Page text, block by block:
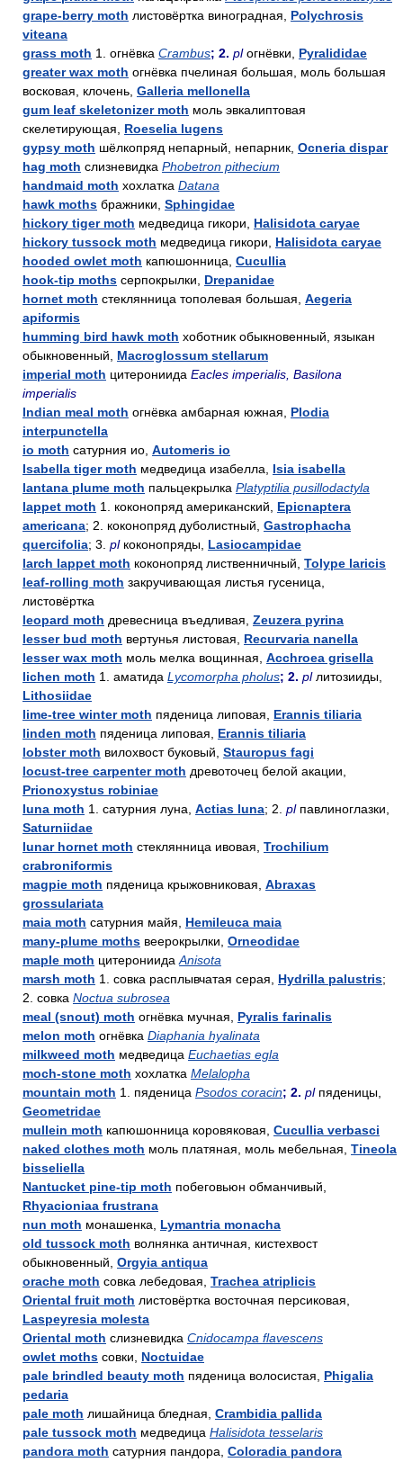
grape-berry moth листовёртка виноградная, Polychrosis
viteana
grass moth 1. огнёвка Crambus; 2. pl огнёвки, Pyralididae
greater wax moth огнёвка пчелиная большая, моль большая
восковая, клочень, Galleria mellonella
gum leaf skeletonizer moth моль эвкалиптовая
скелетирующая, Roeselia lugens
gypsy moth шёлкопряд непарный, непарник, Ocneria dispar
hag moth слизневидка Phobetron pithecium
handmaid moth хохлатка Datana
hawk moths бражники, Sphingidae
hickory tiger moth медведица гикори, Halisidota caryae
hickory tussock moth медведица гикори, Halisidota caryae
hooded owlet moth капюшонница, Cucullia
hook-tip moths серпокрылки, Drepanidae
hornet moth стеклянница тополевая большая, Aegeria
apiformis
humming bird hawk moth хоботник обыкновенный, языкан
обыкновенный, Macroglossum stellarum
imperial moth цитерониида Eacles imperialis, Basilona
imperialis
Indian meal moth огнёвка амбарная южная, Plodia
interpunctella
io moth сатурния ио, Automeris io
Isabella tiger moth медведица изабелла, Isia isabella
lantana plume moth пальцекрылка Platyptilia pusillodactyla
lappet moth 1. коконопряд американский, Epicnaptera
americana; 2. коконопряд дуболистный, Gastrophacha
quercifolia; 3. pl коконопряды, Lasiocampidae
larch lappet moth коконопряд лиственничный, Tolype laricis
leaf-rolling moth закручивающая листья гусеница,
листовёртка
leopard moth древесница въедливая, Zeuzera pyrina
lesser bud moth вертунья листовая, Recurvaria nanella
lesser wax moth моль мелка вощинная, Acchroea grisella
lichen moth 1. аматида Lycomorpha pholus; 2. pl литозииды,
Lithosiidae
lime-tree winter moth пяденица липовая, Erannis tiliaria
linden moth пяденица липовая, Erannis tiliaria
lobster moth вилохвост буковый, Stauropus fagi
locust-tree carpenter moth древоточец белой акации,
Prionoxystus robiniae
luna moth 1. сатурния луна, Actias luna; 2. pl павлиноглазки,
Saturniidae
lunar hornet moth стеклянница ивовая, Trochilium
crabroniformis
magpie moth пяденица крыжовниковая, Abraxas
grossulariata
maia moth сатурния майя, Hemileuca maia
many-plume moths веерокрылки, Orneodidae
maple moth цитерониида Anisota
marsh moth 1. совка расплывчатая серая, Hydrilla palustris;
2. совка Noctua subrosea
meal (snout) moth огнёвка мучная, Pyralis farinalis
melon moth огнёвка Diaphania hyalinata
milkweed moth медведица Euchaetias egla
moch-stone moth хохлатка Melalopha
mountain moth 1. пяденица Psodos coracin; 2. pl пяденицы,
Geometridae
mullein moth капюшонница коровяковая, Cucullia verbasci
naked clothes moth моль платяная, моль мебельная, Tineola
bisseliella
Nantucket pine-tip moth побеговьюн обманчивый,
Rhyacioniaa frustrana
nun moth монашенка, Lymantria monacha
old tussock moth волнянка античная, кистехвост
обыкновенный, Orgyia antiqua
orache moth совка лебедовая, Trachea atriplicis
Oriental fruit moth листовёртка восточная персиковая,
Laspeyresia molesta
Oriental moth слизневидка Cnidocampa flavescens
owlet moths совки, Noctuidae
pale brindled beauty moth пяденица волосистая, Phigalia
pedaria
pale moth лишайница бледная, Crambidia pallida
pale tussock moth медведица Halisidota tesselaris
pandora moth сатурния пандора, Coloradia pandora